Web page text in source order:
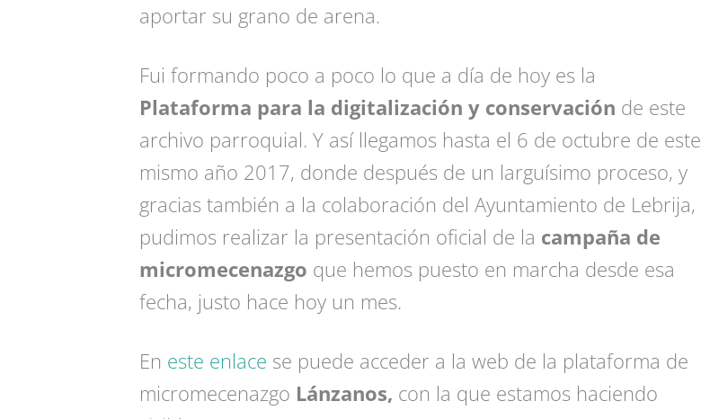
aportar su grano de arena.
Fui formando poco a poco lo que a día de hoy es la
Plataforma para la digitalización y conservación de este
archivo parroquial. Y así llegamos hasta el 6 de octubre de este
mismo año 2017, donde después de un larguísimo proceso, y
gracias también a la colaboración del Ayuntamiento de Lebrija,
pudimos realizar la presentación oficial de la campaña de
micromecenazgo que hemos puesto en marcha desde esa
fecha, justo hace hoy un mes.
En este enlace se puede acceder a la web de la plataforma de
micromecenazgo Lánzanos, con la que estamos haciendo